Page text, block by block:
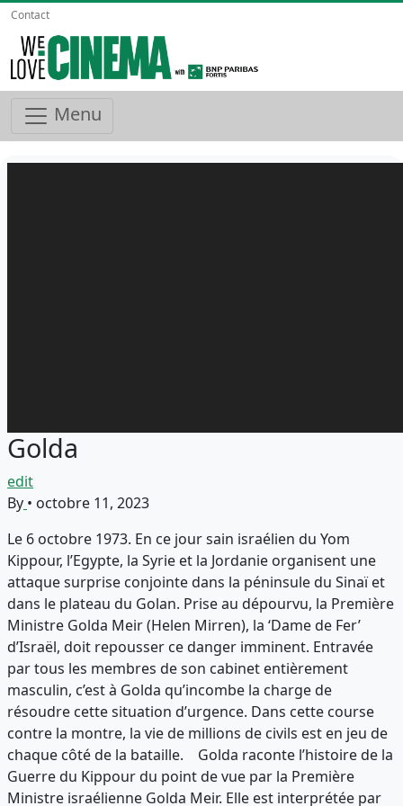
Contact
Menu
Golda
edit
By • octobre 11, 2023
Le 6 octobre 1973. En ce jour sain israélien du Yom
Kippour, l’Egypte, la Syrie et la Jordanie organisent une
attaque surprise conjointe dans la péninsule du Sinaï et
dans le plateau du Golan. Prise au dépourvu, la Première
Ministre Golda Meir (Helen Mirren), la ‘Dame de Fer’
d’Israël, doit repousser ce danger imminent. Entravée
par tous les membres de son cabinet entièrement
masculin, c’est à Golda qu’incombe la charge de
résoudre cette situation d’urgence. Dans cette course
contre la montre, la vie de millions de civils est en jeu de
chaque côté de la bataille. Golda raconte l’histoire de la
Guerre du Kippour du point de vue par la Première
Ministre israélienne Golda Meir. Elle est interprétée par